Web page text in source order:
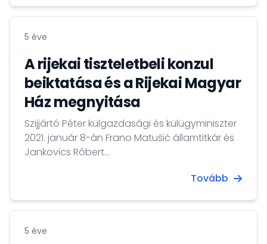
5 éve
A rijekai tiszteletbeli konzul
beiktatása és a Rijekai Magyar
Ház megnyitása
Szijjártó Péter külgazdasági és külügyminiszter
2021. január 8-án Frano Matušić államtitkár és
Jankovics Róbert...
Tovább
5 éve